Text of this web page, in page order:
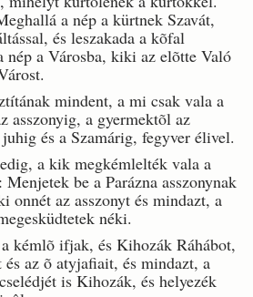
a nép a kürtnek Szavát,
és leszakada a kõfal
nép a Városba, kiki az elõtte Való
mindent, a mi csak vala a
asszonyig, a gyermektõl az
és a Szamárig, fegyver élivel.
a kik megkémlelték vala a
be a Parázna asszonynak
onnét az asszonyt és mindazt, a
néki.
kémlõ ifjak, és Kihozák Ráhábot,
az õ atyjafiait, és mindazt, a
is Kihozák, és helyezék